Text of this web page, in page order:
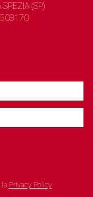
(SP)
Privacy Policy